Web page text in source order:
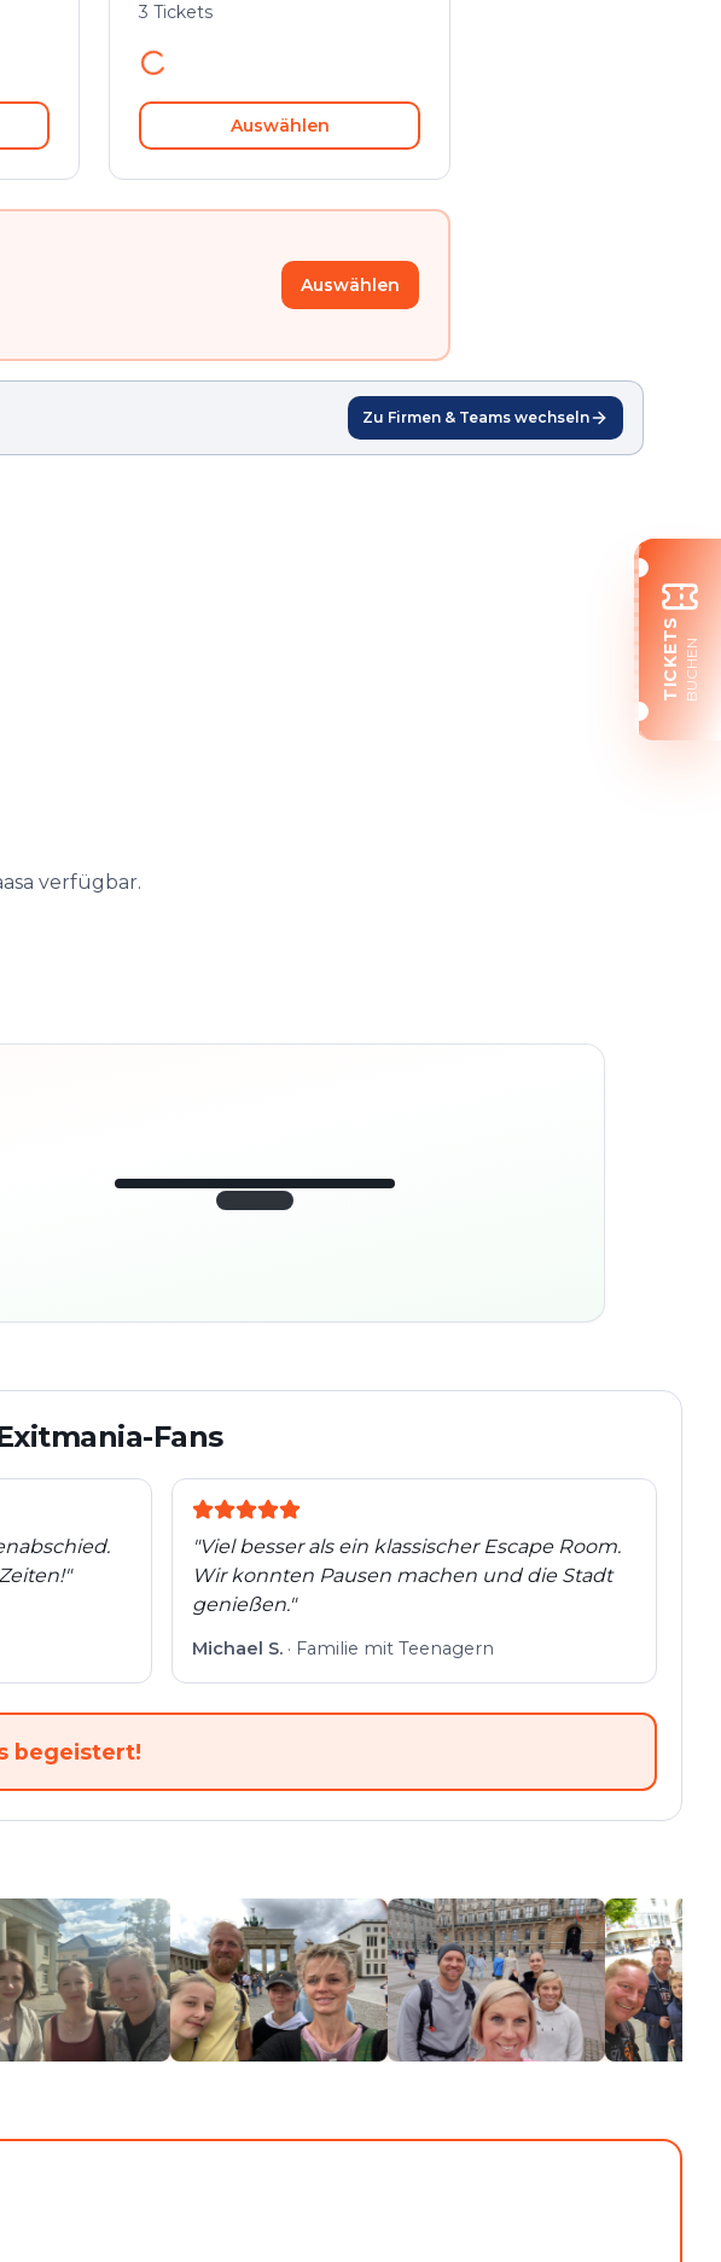
3 Tickets
Auswählen
Auswählen
Zu Firmen & Teams wechseln
verfügbar.
Altstadt
Fans
"
"Viel besser als ein klassischer Escape Room.
Wir konnten Pausen machen und die Stadt
genießen."
Michael S. · Familie mit Teenagern
begeistert!
TICKETSBUCHEN